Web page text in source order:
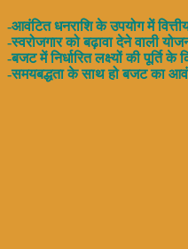
-आवंटित धनराशि के उपयोग में
-स्वरोजगार को बढ़ावा देने वाली
-बजट में निर्धारित लक्ष्यों की पूर्ति के
-समयबद्धता के साथ हो बजट का